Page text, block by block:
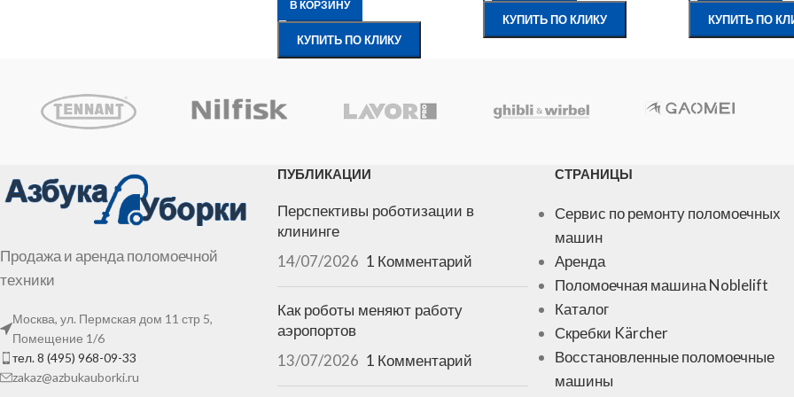
В КОРЗИНУ
КУПИТЬ ПО КЛИКУ
КУПИТЬ ПО КЛИКУ КУПИТЬ ПО
Продажа и аренда поломоечной
техники
Москва, ул. Пермская дом 11 стр 5,
Помещение 1/6
тел. 8 (495) 968-09-33
zakaz@azbukauborki.ru
ПУБЛИКАЦИИ
Перспективы роботизации в
клининге
14/07/2026 1 Комментарий
Как роботы меняют работу
аэропортов
13/07/2026 1 Комментарий
СТРАНИЦЫ
Сервис по ремонту поломоечных
машин
Аренда
Поломоечная машина Noblelift
Каталог
Скребки Kärcher
Восстановленные поломоечные
машины